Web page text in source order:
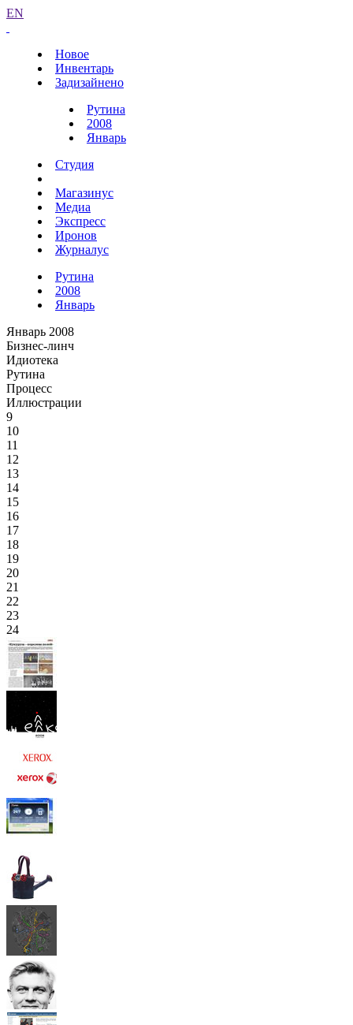
EN
Новое
Инвентарь
Задизайнено
Рутина
2008
Январь
Студия
Магазинус
Медиа
Экспресс
Иронов
Журналус
Рутина
2008
Январь
Январь 2008
Бизнес-линч
Идиотека
Рутина
Процесс
Иллюстрации
9
10
11
12
13
14
15
16
17
18
19
20
21
22
23
24